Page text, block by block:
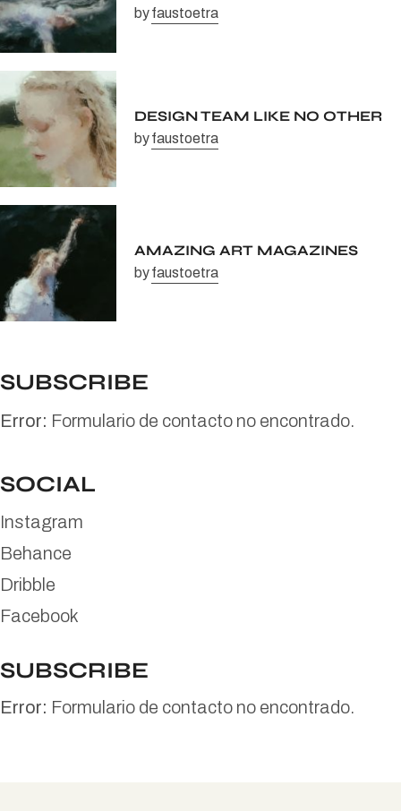
byfaustoetra
DESIGN TEAM LIKE NO OTHER
byfaustoetra
AMAZING ART MAGAZINES
byfaustoetra
SUBSCRIBE
Error: Formulario de contacto no encontrado.
SOCIAL
Instagram
Behance
Dribble
Facebook
SUBSCRIBE
Error: Formulario de contacto no encontrado.